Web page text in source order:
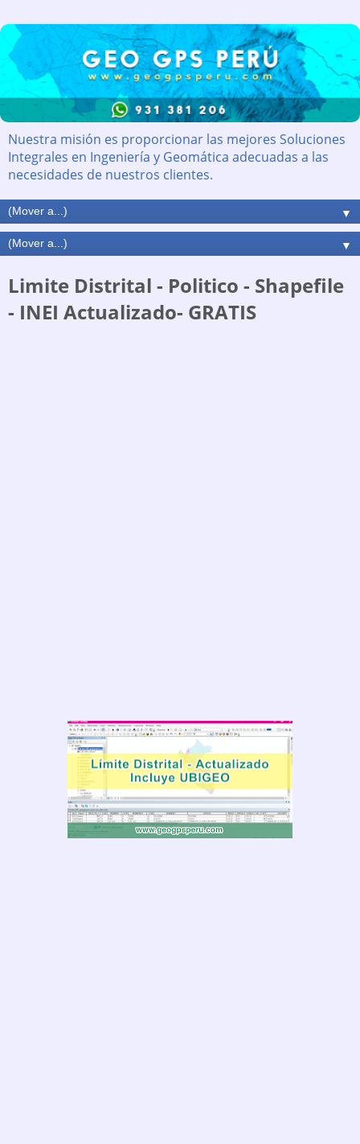
Nuestra misión es proporcionar las mejores Soluciones
Integrales en Ingeniería y Geomática adecuadas a las
necesidades de nuestros clientes.
▼
▼
Limite Distrital - Politico - Shapefile
- INEI Actualizado- GRATIS